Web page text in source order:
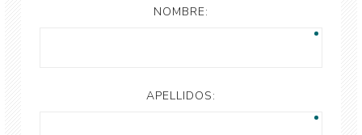
NOMBRE:
APELLIDOS: